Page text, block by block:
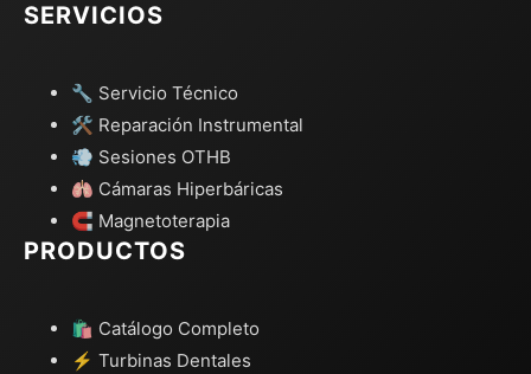
SERVICIOS
🔧 Servicio Técnico
🛠️ Reparación Instrumental
💨 Sesiones OTHB
🫁 Cámaras Hiperbáricas
🧲 Magnetoterapia
PRODUCTOS
🛍️ Catálogo Completo
⚡ Turbinas Dentales